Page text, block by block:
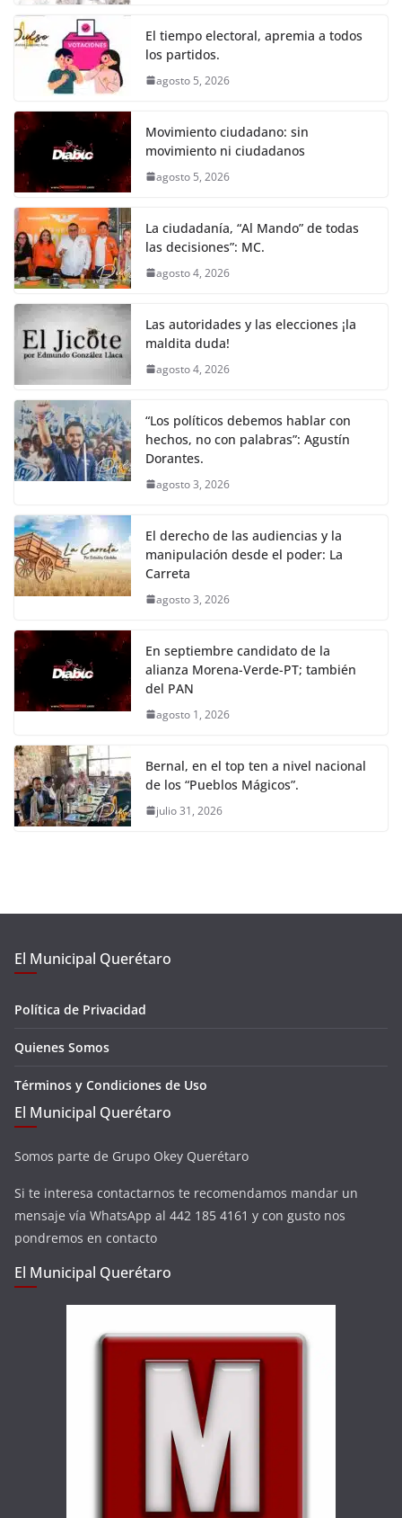
o
k
p er
El tiempo electoral, apremia a todos
los partidos.
agosto 5, 2026
Movimiento ciudadano: sin
movimiento ni ciudadanos
agosto 5, 2026
La ciudadanía, “Al Mando” de todas
las decisiones”: MC.
agosto 4, 2026
Las autoridades y las elecciones ¡la
maldita duda!
agosto 4, 2026
“Los políticos debemos hablar con
hechos, no con palabras”: Agustín
Dorantes.
agosto 3, 2026
El derecho de las audiencias y la
manipulación desde el poder: La
Carreta
agosto 3, 2026
En septiembre candidato de la
alianza Morena-Verde-PT; también
del PAN
agosto 1, 2026
Bernal, en el top ten a nivel nacional
de los “Pueblos Mágicos”.
julio 31, 2026
El Municipal Querétaro
Política de Privacidad
Quienes Somos
Términos y Condiciones de Uso
El Municipal Querétaro
Somos parte de Grupo Okey Querétaro
Si te interesa contactarnos te recomendamos mandar un
mensaje vía WhatsApp al 442 185 4161 y con gusto nos
pondremos en contacto
El Municipal Querétaro